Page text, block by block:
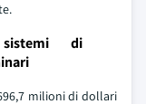
sistemi di
milioni di dollari